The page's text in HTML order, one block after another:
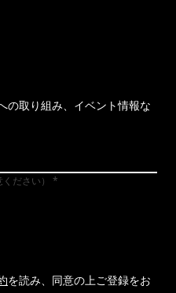
の取り組み、イベント情報な
ださい）
を読み、同意の上ご登録をお